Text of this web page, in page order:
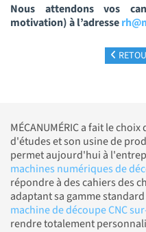
Nous attendons vos
motivation) à l’adresse
MÉCANUMÉRIC a fait le
d'études et son usine de
permet aujourd'hui à
machines numériques de
répondre à des cahiers des
adaptant sa gamme
machine de découpe CNC
rendre totalement